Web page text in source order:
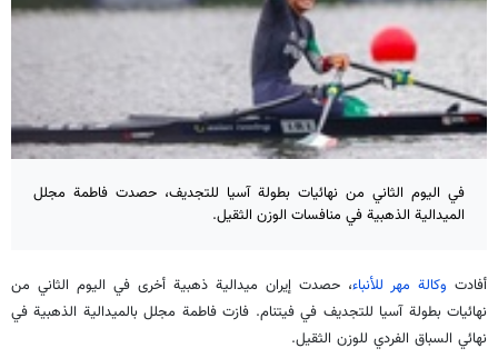
في اليوم الثاني من نهائيات بطولة آسيا للتجديف، حصدت فاطمة مجلل
الميدالية الذهبية في منافسات الوزن الثقيل.
أفادت وكالة مهر للأنباء، حصدت إيران ميدالية ذهبية أخرى في اليوم الثاني من
نهائيات بطولة آسيا للتجديف في فيتنام. فازت فاطمة مجلل بالميدالية الذهبية في
نهائي السباق الفردي للوزن الثقيل.